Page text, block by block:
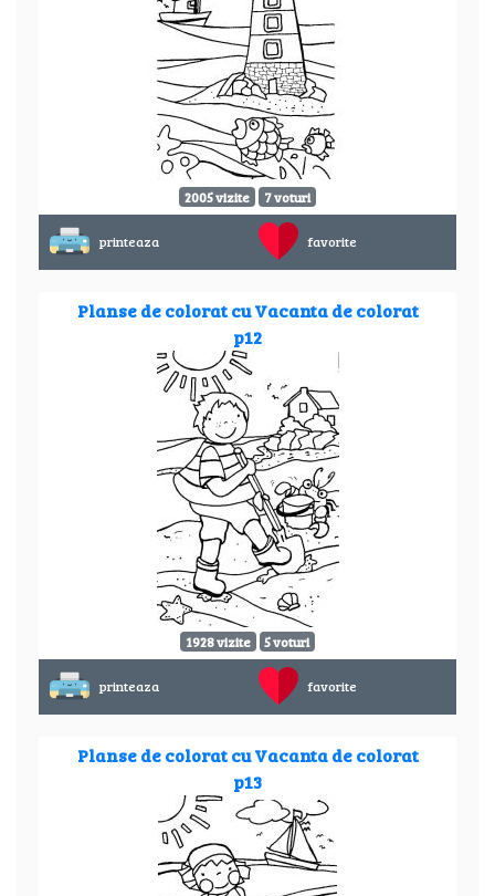
2005 vizite 7 voturi
printeaza favorite
Planse de colorat cu Vacanta de colorat
p12
1928 vizite 5 voturi
printeaza favorite
Planse de colorat cu Vacanta de colorat
p13